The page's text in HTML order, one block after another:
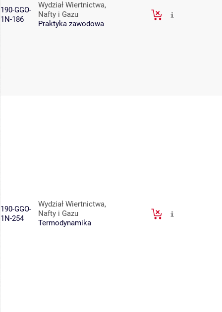
190-GGO-
1N-186
Wydział Wiertnictwa,
Nafty i Gazu
Praktyka zawodowa
190-GGO-
1N-254
Wydział Wiertnictwa,
Nafty i Gazu
Termodynamika